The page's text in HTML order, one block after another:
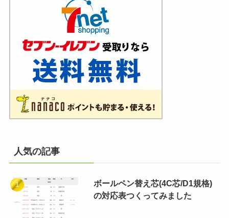
人気の記事
ボールペン替え芯(4C芯/D1規格)
の対応表つくってみました